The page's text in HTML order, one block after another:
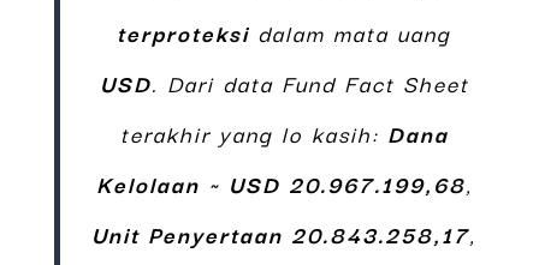
terproteksi dalam mata uang
USD. Dari data Fund Fact Sheet
terakhir yang lo kasih: Dana
Kelolaan ~ USD 20.967.199,68,
Unit Penyertaan 20.843.258,17,